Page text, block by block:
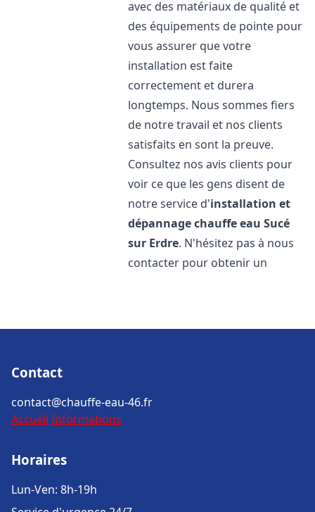
avec des matériaux de qualité et
des équipements de pointe pour
vous assurer que votre
installation est faite
correctement et durera
longtemps. Nous sommes fiers
de notre travail et nos clients
satisfaits en sont la preuve.
Consultez nos avis clients pour
voir ce que les gens disent de
notre service d'installation et
dépannage chauffe eau Sucé
sur Erdre. N'hésitez pas à nous
contacter pour obtenir un
Contact
contact@chauffe-eau-46.fr
Accueil Informations
Horaires
Lun-Ven: 8h-19h